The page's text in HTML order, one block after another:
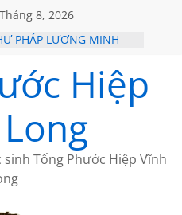
8, 2026
PHÁP LƯƠNG MINH
XƯA
QUA NHỮNG TRANG
CHÂU LỆ DUNG
NÚI
Hiệp
Tống Phước Hiệp Vĩnh